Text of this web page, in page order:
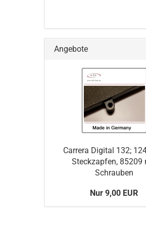
Angebote
Carrera Digital 132;
Steckzapfen, 85209
Schrauben
Nur 9,00 EUR